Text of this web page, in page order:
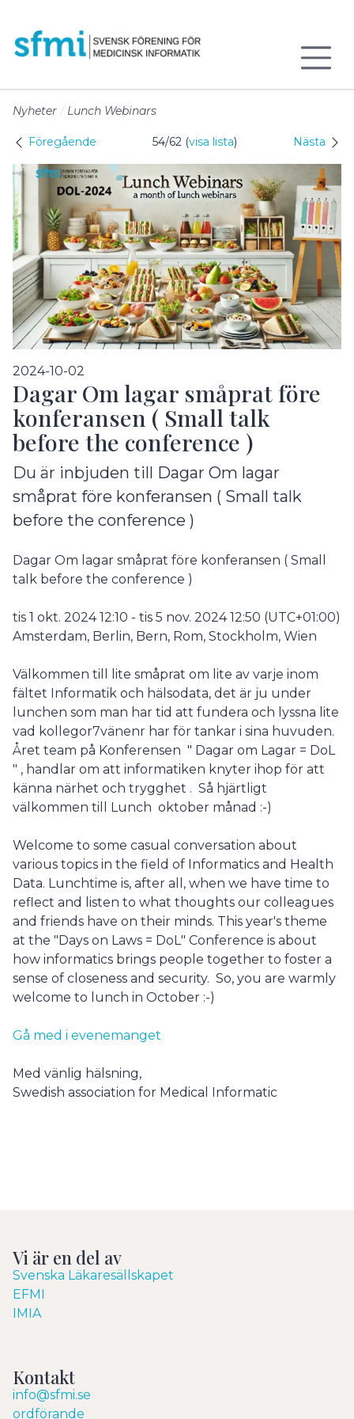
Nyheter Lunch Webinars
Föregående 54/62 (visa lista) Nästa
2024-10-02
Dagar Om lagar småprat före
konferansen ( Small talk
before the conference )
Du är inbjuden till Dagar Om lagar
småprat före konferansen ( Small talk
before the conference )
Dagar Om lagar småprat före konferansen ( Small
talk before the conference )
tis 1 okt. 2024 12:10 - tis 5 nov. 2024 12:50 (UTC+01:00)
Amsterdam, Berlin, Bern, Rom, Stockholm, Wien
Välkommen till lite småprat om lite av varje inom
fältet Informatik och hälsodata, det är ju under
lunchen som man har tid att fundera och lyssna lite
vad kollegor7vänenr har för tankar i sina huvuden.
Året team på Konferensen " Dagar om Lagar = DoL
" , handlar om att informatiken knyter ihop för att
känna närhet och trygghet . Så hjärtligt
välkommen till Lunch oktober månad :-)
Welcome to some casual conversation about
various topics in the field of Informatics and Health
Data. Lunchtime is, after all, when we have time to
reflect and listen to what thoughts our colleagues
and friends have on their minds. This year's theme
at the "Days on Laws = DoL" Conference is about
how informatics brings people together to foster a
sense of closeness and security. So, you are warmly
welcome to lunch in October :-)
Gå med i evenemanget
Med vänlig hälsning,
Swedish association for Medical Informatic
Vi är en del av
Svenska Läkaresällskapet
EFMI
IMIA
Kontakt
info@sfmi.se
ordförande